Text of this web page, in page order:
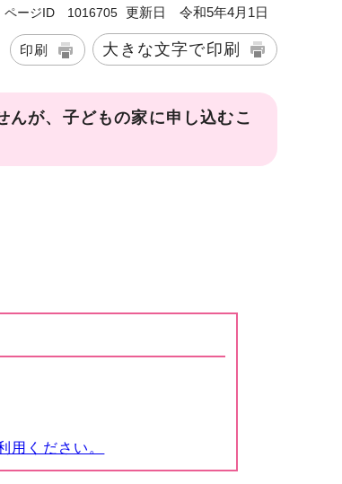
ページID 1016705 更新日 令和5年4月1日
印刷 大きな文字で印刷
んが、子どもの家に申し込むこ
ください。